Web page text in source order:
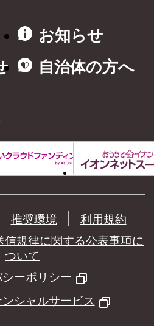
お知らせ
自治体の方へ
推奨環境
利用規約
信規律に関する公表事項に
ついて
ーポリシー
シャルサービス